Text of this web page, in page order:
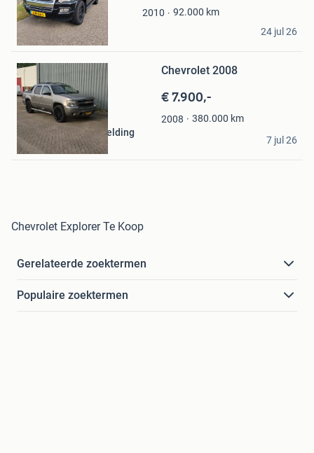
Favorieten
2010 92.000 km
Markus
Kampen
24 jul 26
Bewaren
Mijn
Favorieten
Chevrolet 2008
€ 7.900,-
2008 380.000 km
ASH Performance Welding
Oosterhout
7 jul 26
Chevrolet Explorer Te Koop
Gerelateerde zoektermen
Populaire zoektermen